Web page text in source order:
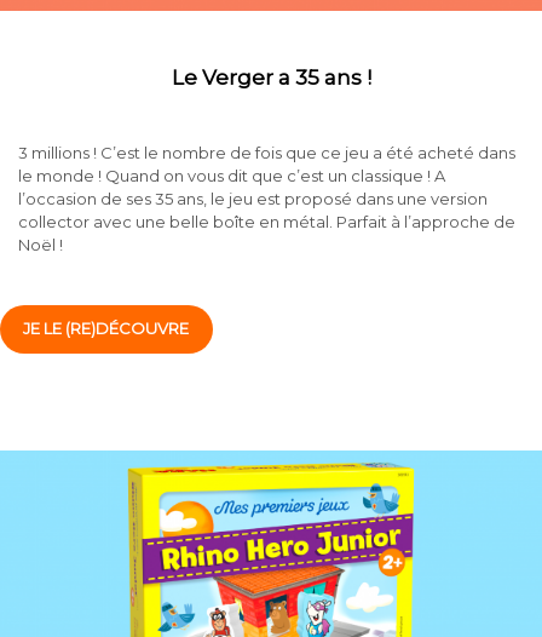
Le Verger a 35 ans !
3 millions ! C’est le nombre de fois que ce jeu a été acheté dans
le monde ! Quand on vous dit que c’est un classique ! A
l’occasion de ses 35 ans, le jeu est proposé dans une version
collector avec une belle boîte en métal. Parfait à l’approche de
Noël !
JE LE (RE)DÉCOUVRE